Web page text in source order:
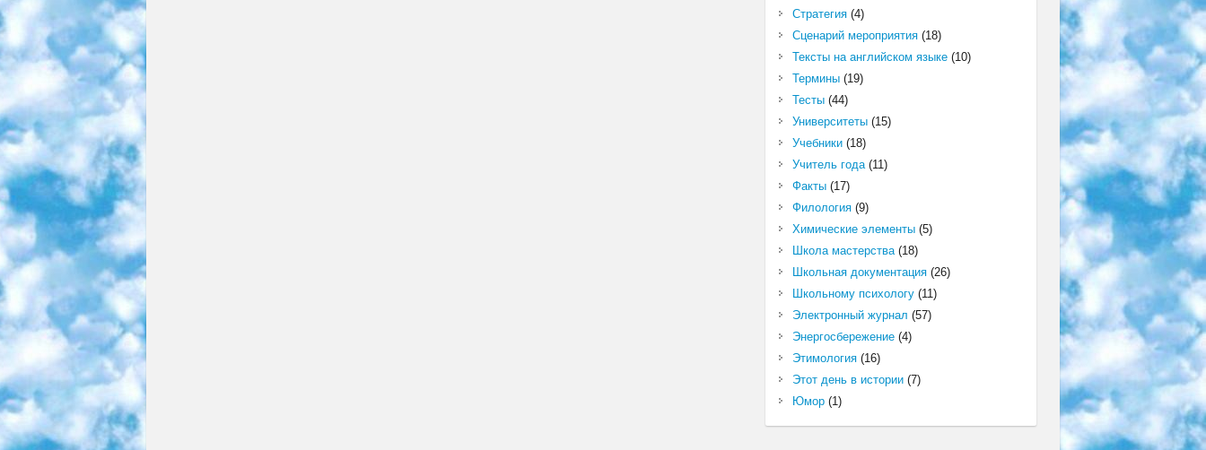
Стратегия(4)
Сценарий мероприятия(18)
Тексты на английском языке(10)
Термины(19)
Тесты(44)
Университеты(15)
Учебники(18)
Учитель года(11)
Факты(17)
Филология(9)
Химические элементы(5)
Школа мастерства(18)
Школьная документация(26)
Школьному психологу(11)
Электронный журнал (57)
Энергосбережение(4)
Этимология(16)
Этот день в истории(7)
Юмор(1)